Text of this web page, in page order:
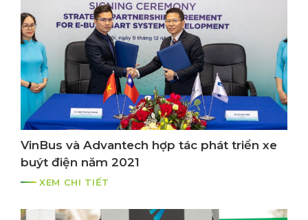
VinBus và Advantech hợp tác phát triển xe
buýt điện năm 2021
XEM CHI TIẾT